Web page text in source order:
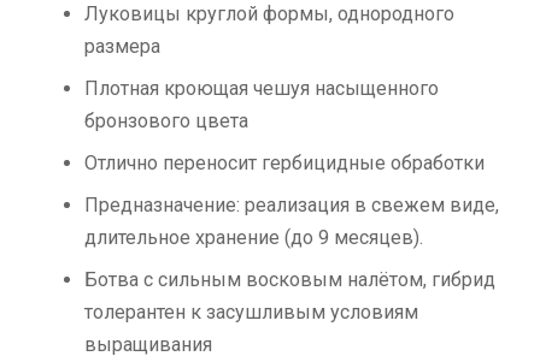
Луковицы круглой формы, однородного
размера
Плотная кроющая чешуя насыщенного
бронзового цвета
Отлично переносит гербицидные обработки
Предназначение: реализация в свежем виде,
длительное хранение (до 9 месяцев).
Ботва с сильным восковым налётом, гибрид
толерантен к засушливым условиям
выращивания